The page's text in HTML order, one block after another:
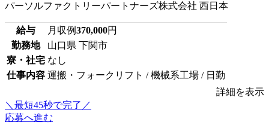
パーソルファクトリーパートナーズ株式会社 西日本
給与 月収例370,000円
勤務地
山口県 下関市
寮・社宅 なし
仕事内容 運搬・フォークリフト / 機械系工場 / 日勤
詳細を表示
＼最短45秒で完了／
応募へ進む